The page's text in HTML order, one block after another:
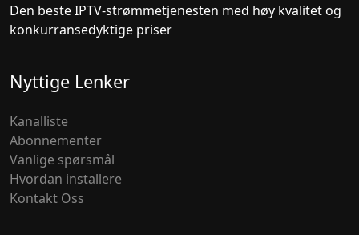
Den beste IPTV-strømmetjenesten med høy kvalitet og
konkurransedyktige priser
Nyttige Lenker
Kanalliste
Abonnementer
Vanlige spørsmål
Hvordan installere
Kontakt Oss